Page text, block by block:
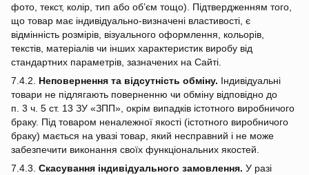
фото, текст, колір, тип або об’єм тощо). Підтвердженням того,
що товар має індивідуально‑визначені властивості, є
відмінність розмірів, візуального оформлення, кольорів,
текстів, матеріалів чи інших характеристик виробу від
стандартних параметрів, зазначених на Сайті.
7.4.2. Неповернення та відсутність обміну. Індивідуальні
товари не підлягають поверненню чи обміну відповідно до
п. 3 ч. 5 ст. 13 ЗУ «ЗПП», окрім випадків істотного виробничого
браку. Під товаром неналежної якості (істотного виробничого
браку) мається на увазі товар, який несправний і не може
забезпечити виконання своїх функціональних якостей.
7.4.3. Скасування індивідуального замовлення. У разі